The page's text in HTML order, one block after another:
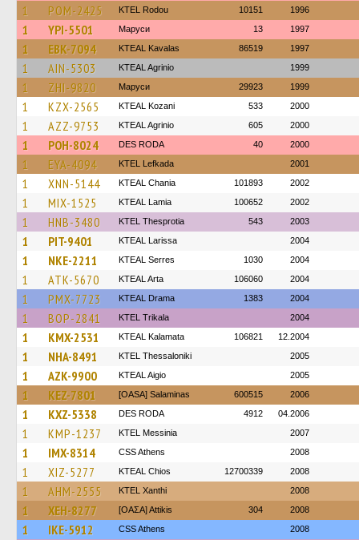
1 POM-2425 ΚΤΕL Rodou 10151 1996
1 YPI-5501 Маруси 13 1997
1 EBK-7094 KTEAL Kavalas 86519 1997
1 AIN-5303 KTEAL Agrinio 1999
1 ZHI-9820 Маруси 29923 1999
1 KZX-2565 KTEAL Kozani 533 2000
1 AZZ-9753 KTEAL Agrinio 605 2000
1 POH-8024 DES RODA 40 2000
1 EYA-4094 KTEL Lefkada 2001
1 XNN-5144 KTEAL Chania 101893 2002
1 MIX-1525 KTEAL Lamia 100652 2002
1 HNB-3480 KTEL Thesprotia 543 2003
1 PIT-9401 KTEAL Larissa 2004
1 NKE-2211 KTEAL Serres 1030 2004
1 ATK-5670 KTEAL Arta 106060 2004
1 PMX-7723 KTEAL Drama 1383 2004
1 BOP-2841 ΚΤΕL Τrikala 2004
1 KMX-2531 KTEAL Kalamata 106821 12.2004
1 NHA-8491 KTEL Thessaloniki 2005
1 AZK-9900 KTEAL Aigio 2005
1 KEZ-7801 [OASA] Salaminas 600515 2006
1 KXZ-5338 DES RODA 4912 04.2006
1 KMP-1237 KTEL Messinia 2007
1 IMX-8314 CSS Athens 2008
1 XIZ-5277 KTEAL Chios 12700339 2008
1 AHM-2555 KTEL Xanthi 2008
1 XEH-8277 [ΟΑΣΑ] Αttikis 304 2008
1 IKE-5912 CSS Athens 2008